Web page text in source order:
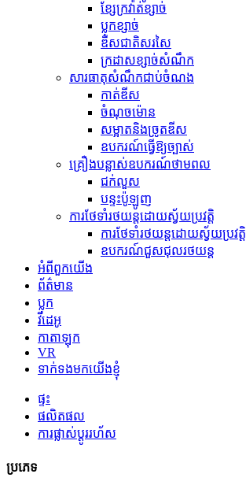
ខ្សែក្រវ៉ាត់ខ្សាច់
ប្លុកខ្សាច់
ឌីសជាតិសរសៃ
ក្រដាសខ្សាច់សំណឹក
សារធាតុសំណឹកជាប់ចំណង
កាត់ឌីស
ចំណុចម៉ោន
សម្អាតនិងច្រូតឌីស
ឧបករណ៍ធ្វើឱ្យច្បាស់
គ្រឿងបន្លាស់ឧបករណ៍ថាមពល
ជក់លួស
បន្ទះប៉ូឡូញ
ការថែទាំរថយន្តដោយស្វ័យប្រវត្តិ
ការថែទាំរថយន្តដោយស្វ័យប្រវត្តិ
ឧបករណ៍ជួសជុលរថយន្ត
អំពីពួកយើង
ព័ត៌មាន
ប្លុក
វីដេអូ
កាតាឡុក
VR
ទាក់ទងមកយើងខ្ញុំ
ផ្ទះ
ផលិតផល
ការផ្លាស់ប្តូររហ័ស
ប្រភេទ